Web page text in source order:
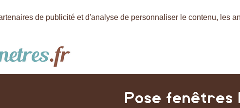
de publicité et d'analyse de personnaliser le contenu, les
Pose fenêtres